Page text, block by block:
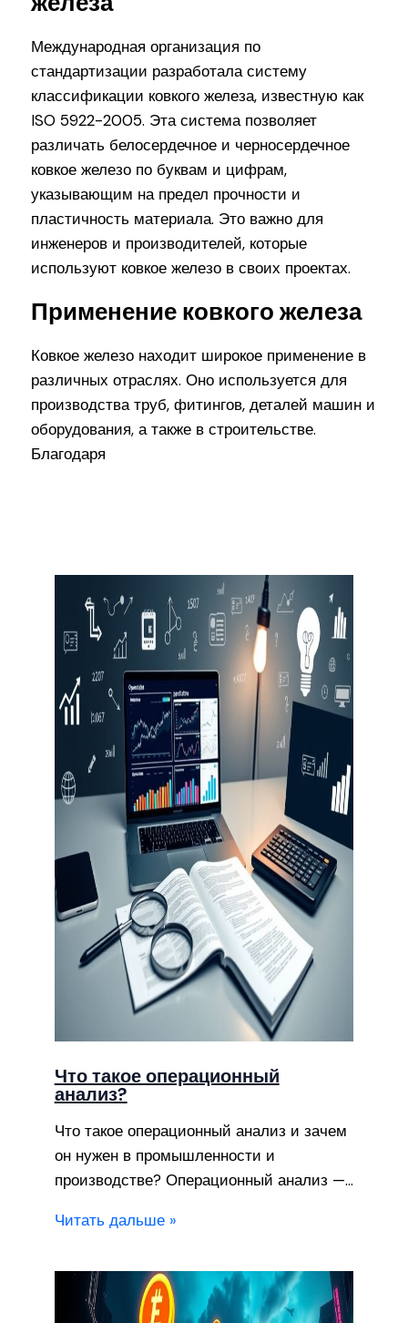
Международная организация по
стандартизации разработала систему
классификации ковкого железа, известную как
ISO 5922-2005. Эта система позволяет
различать белосердечное и черносердечное
ковкое железо по буквам и цифрам,
указывающим на предел прочности и
пластичность материала. Это важно для
инженеров и производителей, которые
используют ковкое железо в своих проектах.
Применение ковкого железа
Ковкое железо находит широкое применение в
различных отраслях. Оно используется для
производства труб, фитингов, деталей машин и
оборудования, а также в строительстве.
Благодаря
Что такое операционный
анализ?
Что такое операционный анализ и зачем
он нужен в промышленности и
производстве? Операционный анализ —…
Читать дальше »